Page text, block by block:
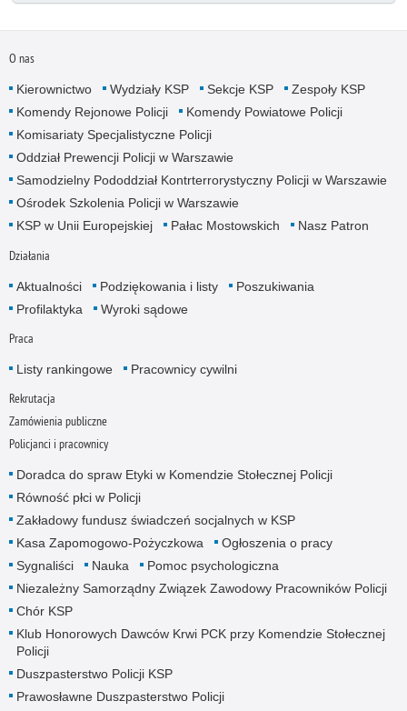
O nas
Kierownictwo Wydziały KSP Sekcje KSP
Zespoły KSP
Komendy Rejonowe Policji
Komendy Powiatowe Policji
Komisariaty Specjalistyczne Policji
Oddział Prewencji Policji w Warszawie
Samodzielny Pododdział Kontrterrorystyczny Policji w Warszawie
Ośrodek Szkolenia Policji w Warszawie
KSP w Unii Europejskiej
Pałac Mostowskich Nasz Patron
Działania
Aktualności Podziękowania i listy
Poszukiwania
Profilaktyka
Wyroki sądowe
Praca
Listy rankingowe Pracownicy cywilni
Rekrutacja
Zamówienia publiczne
Policjanci i pracownicy
Doradca do spraw Etyki w Komendzie Stołecznej Policji
Równość płci w Policji
Zakładowy fundusz świadczeń socjalnych w KSP
Kasa Zapomogowo-Pożyczkowa
Ogłoszenia o pracy
Sygnaliści
Nauka
Pomoc psychologiczna
Niezależny Samorządny Związek Zawodowy Pracowników Policji
Chór KSP
Klub Honorowych Dawców Krwi PCK przy Komendzie Stołecznej
Policji
Duszpasterstwo Policji KSP
Prawosławne Duszpasterstwo Policji